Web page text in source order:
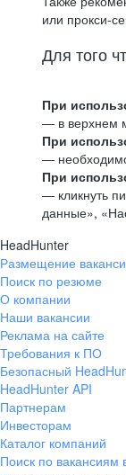
или прокси-
Для того
При
— в верхнем
При
—
При
— кликнуть
данные»,
HeadHunter
Размещение
Поиск по резюме
О компании
Наши вакансии
Реклама на сайте
Требования к ПО
Безопасный
HeadHunter API
Партнерам
Инвесторам
Каталог компаний
Поиск по вакансиям